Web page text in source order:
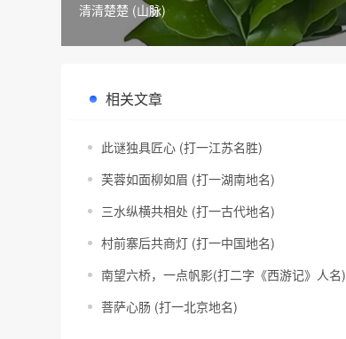
清清楚楚 (山脉)
相关文章
此谜独具匠心 (打一江苏名胜)
芙蓉如面柳如眉 (打一湖南地名)
三水纵横共相处 (打一古代地名)
村前寨后共商灯 (打一中国地名)
南望六桥，一点帆影(打二字《西游记》人名)
菩萨心肠 (打一北京地名)